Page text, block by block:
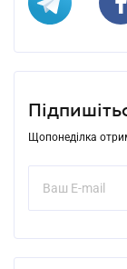
Щопонеділка